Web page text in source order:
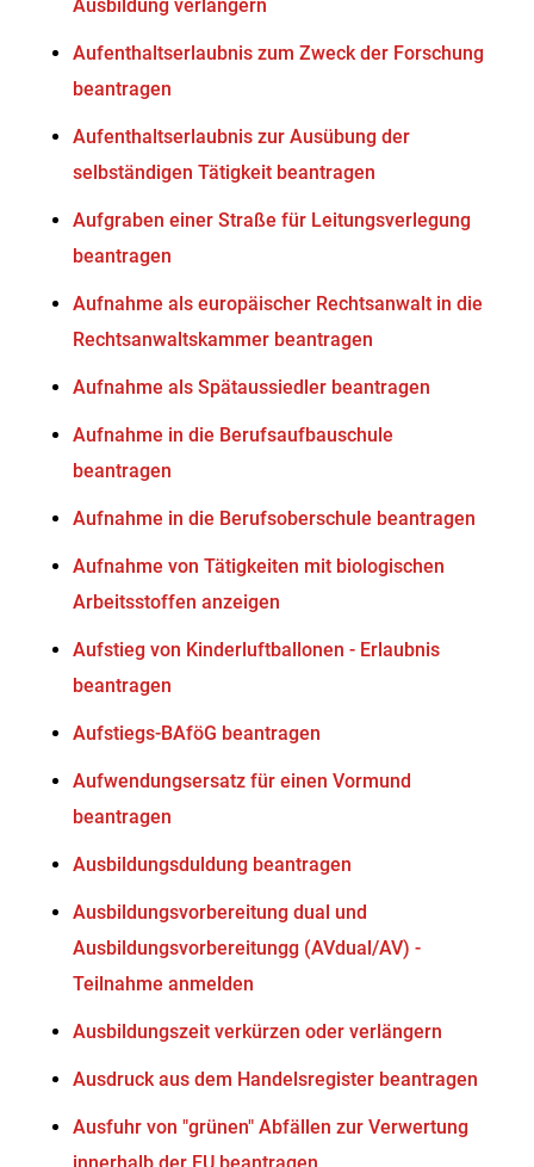
Ausbildung verlängern
Aufenthaltserlaubnis zum Zweck der Forschung
beantragen
Aufenthaltserlaubnis zur Ausübung der
selbständigen Tätigkeit beantragen
Aufgraben einer Straße für Leitungsverlegung
beantragen
Aufnahme als europäischer Rechtsanwalt in die
Rechtsanwaltskammer beantragen
Aufnahme als Spätaussiedler beantragen
Aufnahme in die Berufsaufbauschule
beantragen
Aufnahme in die Berufsoberschule beantragen
Aufnahme von Tätigkeiten mit biologischen
Arbeitsstoffen anzeigen
Aufstieg von Kinderluftballonen - Erlaubnis
beantragen
Aufstiegs-BAföG beantragen
Aufwendungsersatz für einen Vormund
beantragen
Ausbildungsduldung beantragen
Ausbildungsvorbereitung dual und
Ausbildungsvorbereitungg (AVdual/AV) -
Teilnahme anmelden
Ausbildungszeit verkürzen oder verlängern
Ausdruck aus dem Handelsregister beantragen
Ausfuhr von "grünen" Abfällen zur Verwertung